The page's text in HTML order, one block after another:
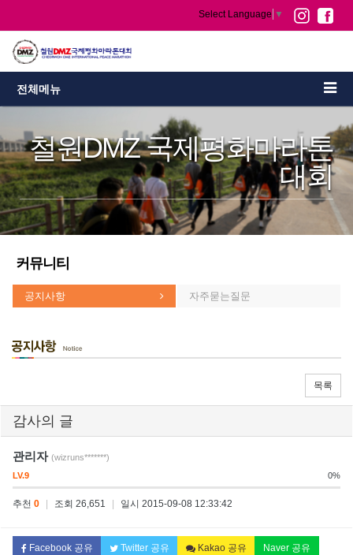
Select Language ▼
전체메뉴
철원DMZ 국제평화마라톤
대회
커뮤니티
공지사항 자주묻는질문
목록
감사의 글
관리자 (wizruns*******)
LV.9
0%
추천 0 조회 26,651 일시 2015-09-08 12:33:42
Facebook 공유 Twitter 공유 Kakao 공유 Naver 공유